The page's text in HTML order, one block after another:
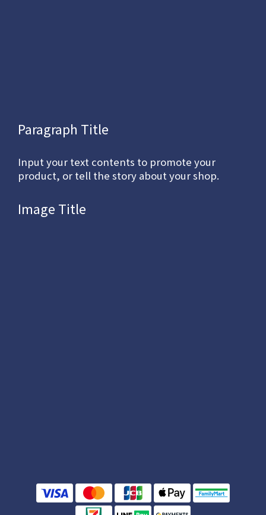
Paragraph Title
Input your text contents to promote your
product, or tell the story about your shop.
Image Title